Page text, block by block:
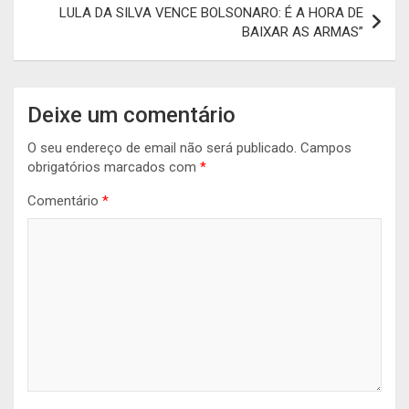
LULA DA SILVA VENCE BOLSONARO: É A HORA DE
BAIXAR AS ARMAS”
Deixe um comentário
O seu endereço de email não será publicado. Campos
obrigatórios marcados com *
Comentário *